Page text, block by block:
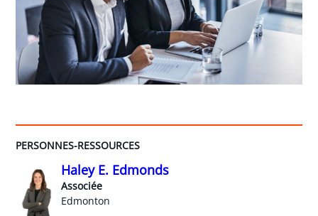
PERSONNES-RESSOURCES
Haley E. Edmonds
Associée
Edmonton